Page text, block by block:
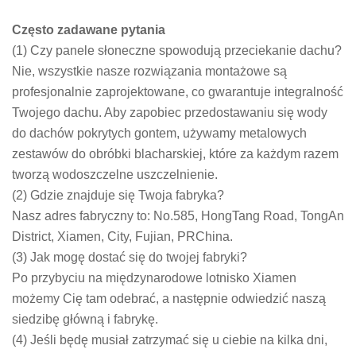
Często zadawane pytania
(1) Czy panele słoneczne spowodują przeciekanie dachu?
Nie, wszystkie nasze rozwiązania montażowe są
profesjonalnie zaprojektowane, co gwarantuje integralność
Twojego dachu. Aby zapobiec przedostawaniu się wody
do dachów pokrytych gontem, używamy metalowych
zestawów do obróbki blacharskiej, które za każdym razem
tworzą wodoszczelne uszczelnienie.
(2) Gdzie znajduje się Twoja fabryka?
Nasz adres fabryczny to: No.585, HongTang Road, TongAn
District, Xiamen, City, Fujian, PRChina.
(3) Jak mogę dostać się do twojej fabryki?
Po przybyciu na międzynarodowe lotnisko Xiamen
możemy Cię tam odebrać, a następnie odwiedzić naszą
siedzibę główną i fabrykę.
(4) Jeśli będę musiał zatrzymać się u ciebie na kilka dni,